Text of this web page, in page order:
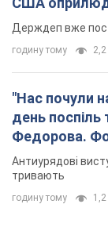
Держдеп вже
годину тому 2,2
"Нас почули
день поспіль
Федорова.
Антиурядові
тривають
годину тому 1,2